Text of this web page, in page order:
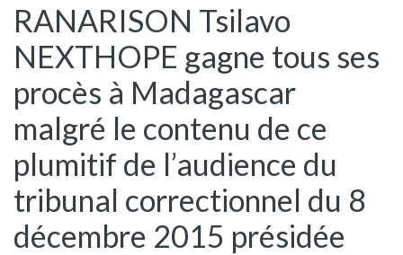
RANARISON Tsilavo
NEXTHOPE gagne tous ses
procès à Madagascar
malgré le contenu de ce
plumitif de l’audience du
tribunal correctionnel du 8
décembre 2015 présidée